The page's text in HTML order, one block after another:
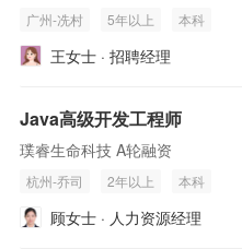
广州-冼村 5年以上 本科
王女士 · 招聘经理
Java高级开发工程师
璞睿生命科技 A轮融资
杭州-乔司 2年以上 本科
顾女士 · 人力资源经理